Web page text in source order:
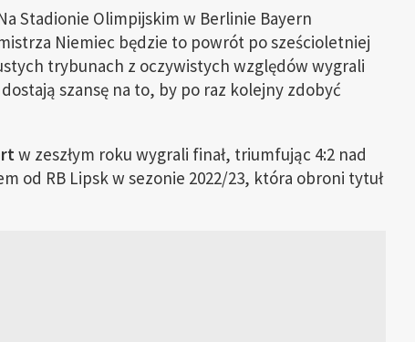
Stadionie Olimpijskim w Berlinie Bayern
Niemiec będzie to powrót po sześcioletniej
trybunach z oczywistych względów wygrali
szansę na to, by po raz kolejny zdobyć
w zeszłym roku wygrali finał, triumfując 4:2 nad
od RB Lipsk w sezonie 2022/23, która obroni tytuł